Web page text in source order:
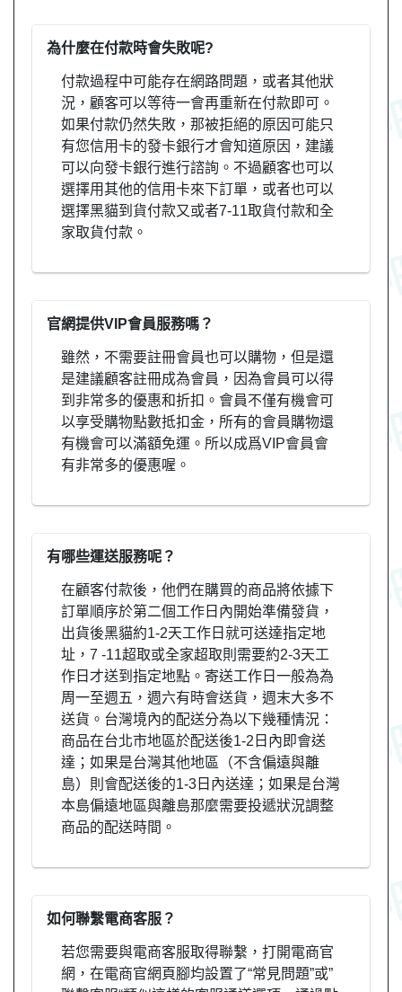
為什麼在付款時會失敗呢?
付款過程中可能存在網路問題，或者其他狀
況，顧客可以等待一會再重新在付款即可。
如果付款仍然失敗，那被拒絕的原因可能只
有您信用卡的發卡銀行才會知道原因，建議
可以向發卡銀行進行諮詢。不過顧客也可以
選擇用其他的信用卡來下訂單，或者也可以
選擇黑貓到貨付款又或者7-11取貨付款和全
家取貨付款。
官網提供VIP會員服務嗎？
雖然，不需要註冊會員也可以購物，但是還
是建議顧客註冊成為會員，因為會員可以得
到非常多的優惠和折扣。會員不僅有機會可
以享受購物點數抵扣金，所有的會員購物還
有機會可以滿額免運。所以成爲VIP會員會
有非常多的優惠喔。
有哪些運送服務呢？
在顧客付款後，他們在購買的商品將依據下
訂單順序於第二個工作日內開始準備發貨，
出貨後黑貓約1-2天工作日就可送達指定地
址，7 -11超取或全家超取則需要約2-3天工
作日才送到指定地點。寄送工作日一般為為
周一至週五，週六有時會送貨，週末大多不
送貨。台灣境內的配送分為以下幾種情況：
商品在台北市地區於配送後1-2日內即會送
達；如果是台灣其他地區（不含偏遠與離
島）則會配送後的1-3日內送達；如果是台灣
本島偏遠地區與離島那麼需要投遞狀況調整
商品的配送時間。
如何聯繫電商客服？
若您需要與電商客服取得聯繫，打開電商官
網，在電商官網頁腳均設置了“常見問題”或”